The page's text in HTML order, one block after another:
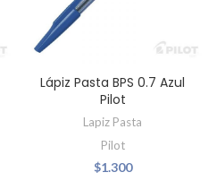
Lápiz Pasta BPS 0.7 Azul
Pilot
Lapiz Pasta
Pilot
$1.300